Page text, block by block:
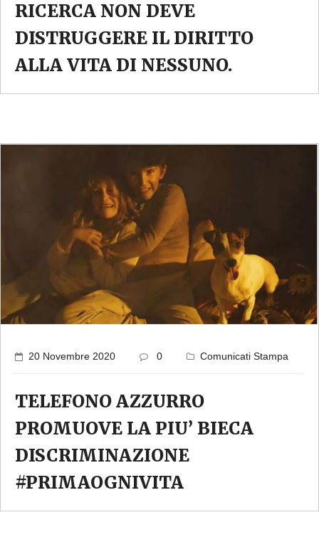
RICERCA NON DEVE
DISTRUGGERE IL DIRITTO
ALLA VITA DI NESSUNO.
20 Novembre 2020 0 Comunicati Stampa
TELEFONO AZZURRO
PROMUOVE LA PIU’ BIECA
DISCRIMINAZIONE
#PRIMAOGNIVITA